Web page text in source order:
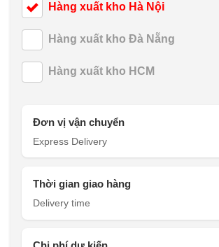
Hàng xuất kho Hà Nội
Hàng xuất kho Đà Nẵng
Hàng xuất kho HCM
Đơn vị vận chuyển
Express Delivery
Thời gian giao hàng
Delivery time